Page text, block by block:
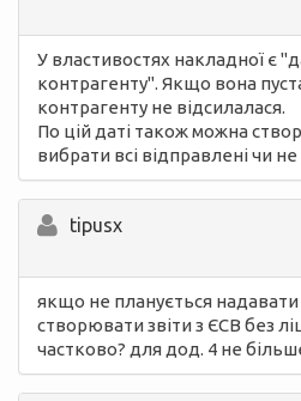
У властивостях накладної є
контрагенту". Якщо вона
контрагенту не відсилалася.
По цій даті також можна
вибрати всі відправлені чи
tipusx
якщо не планується
створювати звіти з ЄСВ без
частково? для дод. 4 не